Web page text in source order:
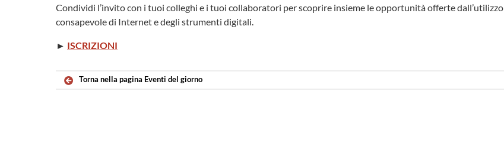
Condividi l’invito con i tuoi colleghi e i tuoi collaboratori per scoprire insieme le opportunità offerte dall’utilizzo
consapevole di Internet e degli strumenti digitali.
► ISCRIZIONI
Torna nella pagina Eventi del giorno